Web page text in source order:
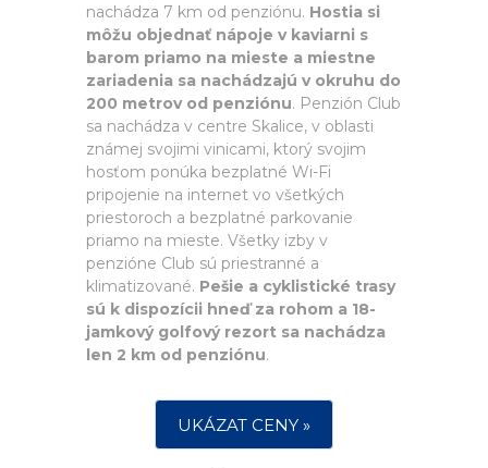
nachádza 7 km od penziónu. Hostia si
môžu objednať nápoje v kaviarni s
barom priamo na mieste a miestne
zariadenia sa nachádzajú v okruhu do
200 metrov od penziónu. Penzión Club
sa nachádza v centre Skalice, v oblasti
známej svojimi vinicami, ktorý svojim
hosťom ponúka bezplatné Wi-Fi
pripojenie na internet vo všetkých
priestoroch a bezplatné parkovanie
priamo na mieste. Všetky izby v
penzióne Club sú priestranné a
klimatizované. Pešie a cyklistické trasy
sú k dispozícii hneď za rohom a 18-
jamkový golfový rezort sa nachádza
len 2 km od penziónu.
UKÁZAT CENY »